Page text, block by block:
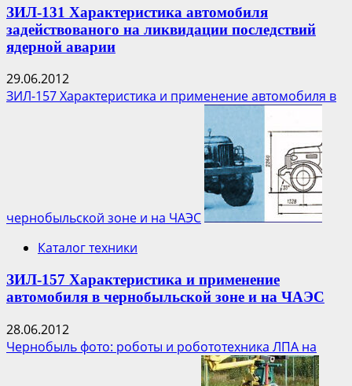
ЗИЛ-131 Характеристика автомобиля
задействованого на ликвидации последствий
ядерной аварии
29.06.2012
ЗИЛ-157 Характеристика и применение автомобиля в
чернобыльской зоне и на ЧАЭС
Каталог техники
ЗИЛ-157 Характеристика и применение
автомобиля в чернобыльской зоне и на ЧАЭС
28.06.2012
Чернобыль фото: роботы и робототехника ЛПА на